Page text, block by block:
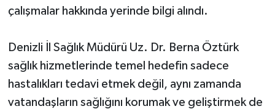
çalışmalar hakkında yerinde bilgi alındı.
Denizli İl Sağlık Müdürü Uz. Dr. Berna Öztürk
sağlık hizmetlerinde temel hedefin sadece
hastalıkları tedavi etmek değil, aynı zamanda
vatandaşların sağlığını korumak ve geliştirmek de